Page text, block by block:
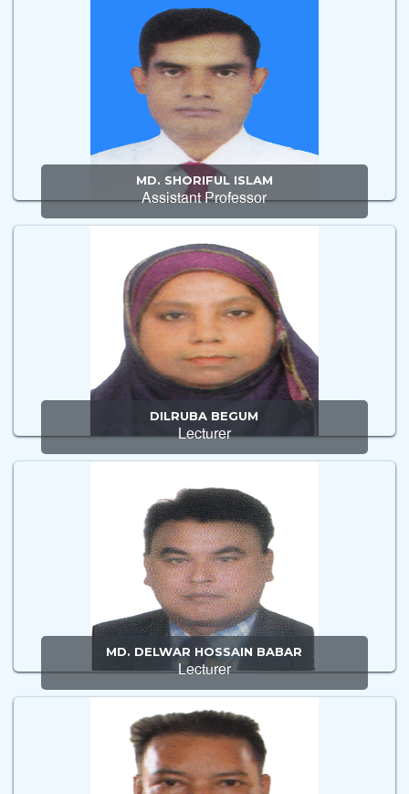
MD. SHORIFUL ISLAM
Assistant Professor
DILRUBA BEGUM
Lecturer
MD. DELWAR HOSSAIN BABAR
Lecturer